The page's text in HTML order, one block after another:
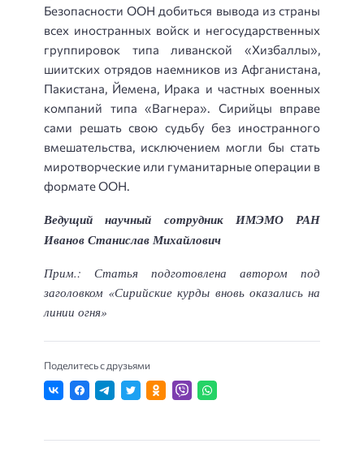
Безопасности ООН добиться вывода из страны
всех иностранных войск и негосударственных
группировок типа ливанской «Хизбаллы»,
шиитских отрядов наемников из Афганистана,
Пакистана, Йемена, Ирака и частных военных
компаний типа «Вагнера». Сирийцы вправе
сами решать свою судьбу без иностранного
вмешательства, исключением могли бы стать
миротворческие или гуманитарные операции в
формате ООН.
Ведущий научный сотрудник ИМЭМО РАН
Иванов Станислав Михайлович
Прим.: Статья подготовлена автором под
заголовком «Сирийские курды вновь оказались на
линии огня»
Поделитесь с друзьями